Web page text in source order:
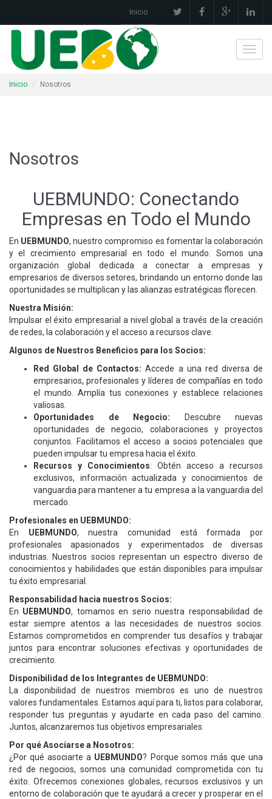
Inicio
Inicio Nosotros
Nosotros
UEBMUNDO: Conectando
Empresas en Todo el Mundo
En UEBMUNDO, nuestro compromiso es fomentar la colaboración
y el crecimiento empresarial en todo el mundo. Somos una
organización global dedicada a conectar a empresas y
empresarios de diversos setores, brindando un entorno donde las
oportunidades se multiplican y las alianzas estratégicas florecen.
Nuestra Misión:
Impulsar el éxito empresarial a nivel global a través de la creación
de redes, la colaboración y el acceso a recursos clave.
Algunos de Nuestros Beneficios para los Socios:
Red Global de Contactos:Accede a una red diversa de
empresarios, profesionales y líderes de compañías en todo
el mundo. Amplía tus conexiones y establece relaciones
valiosas.
Oportunidades de Negocio: Descubre nuevas
oportunidades de negocio, colaboraciones y proyectos
conjuntos. Facilitamos el acceso a socios potenciales que
pueden impulsar tu empresa hacia el éxito.
Recursos y Conocimientos: Obtén acceso a recursos
exclusivos, información actualizada y conocimientos de
vanguardia para mantener a tu empresa a la vanguardia del
mercado.
Profesionales en UEBMUNDO:
En UEBMUNDO, nuestra comunidad está formada por
profesionales apasionados y experimentados de diversas
industrias. Nuestros socios representan un espectro diverso de
conocimientos y habilidades que están disponibles para impulsar
tu éxito empresarial.
Responsabilidad hacia nuestros Socios:
En UEBMUNDO, tomamos en serio nuestra responsabilidad de
estar siempre atentos a las necesidades de nuestros socios.
Estamos comprometidos en comprender tus desafíos y trabajar
juntos para encontrar soluciones efectivas y oportunidades de
crecimiento.
Disponibilidad de los Integrantes de UEBMUNDO:
La disponibilidad de nuestros miembros es uno de nuestros
valores fundamentales. Estamos aquí para ti, listos para colaborar,
responder tus preguntas y ayudarte en cada paso del camino.
Juntos, alcanzaremos tus objetivos empresariales.
Por qué Asociarse a Nosotros:
¿Por qué asociarte a UEBMUNDO? Porque somos más que una
red de negocios, somos una comunidad comprometida con tu
éxito. Ofrecemos conexiones globales, recursos exclusivos y un
entorno de colaboración que te ayudará a crecer y prosperar en el